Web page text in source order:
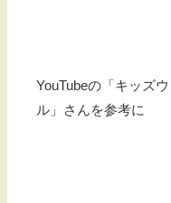
YouTubeの「キッズ
ル」さんを参考に